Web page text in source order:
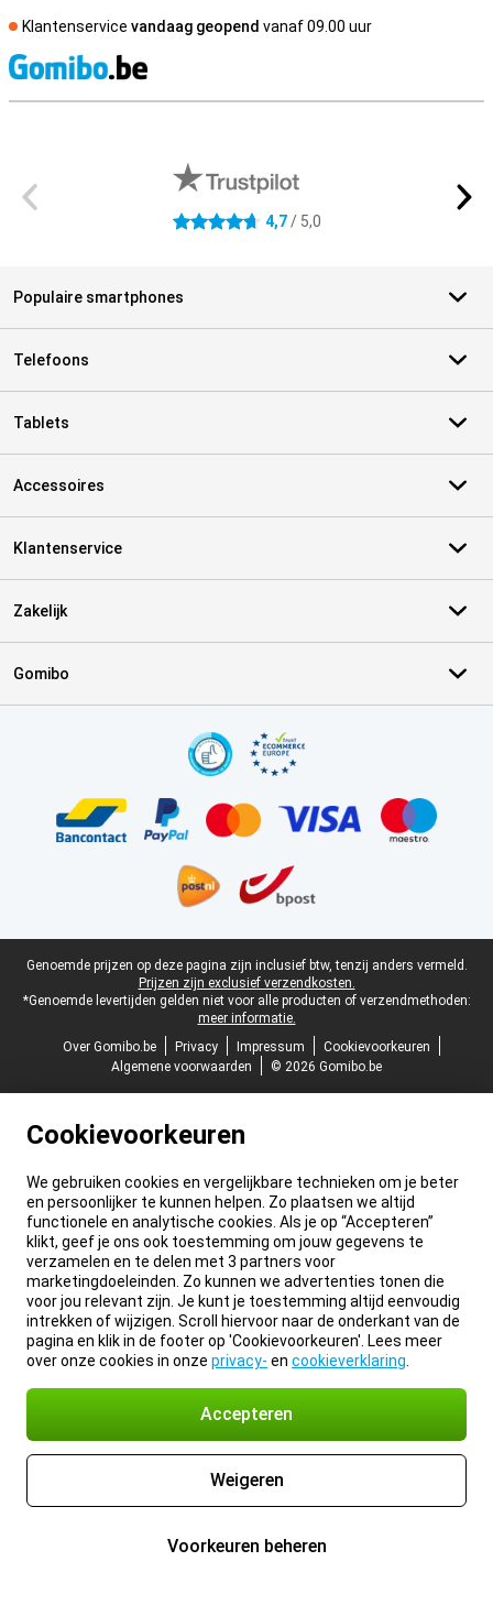
Klantenservice vandaag geopend vanaf 09.00 uur
4.7 sterren 4,7/ 5,0
Populaire smartphones
Telefoons
Tablets
Accessoires
Klantenservice
Zakelijk
Gomibo
Juridische voettekst
Genoemde prijzen op deze pagina zijn inclusief btw, tenzij anders vermeld.
Prijzen zijn exclusief verzendkosten.
*Genoemde levertijden gelden niet voor alle producten of verzendmethoden:
meer informatie.
Over Gomibo.be
Privacy Impressum
Cookievoorkeuren
Algemene voorwaarden
© 2026 Gomibo.be
Cookievoorkeuren
We gebruiken cookies en vergelijkbare technieken om je beter
en persoonlijker te kunnen helpen. Zo plaatsen we altijd
functionele en analytische cookies. Als je op “Accepteren”
klikt, geef je ons ook toestemming om jouw gegevens te
verzamelen en te delen met 3 partners voor
marketingdoeleinden. Zo kunnen we advertenties tonen die
voor jou relevant zijn. Je kunt je toestemming altijd eenvoudig
intrekken of wijzigen. Scroll hiervoor naar de onderkant van de
pagina en klik in de footer op 'Cookievoorkeuren'. Lees meer
over onze cookies in onze privacy- en cookieverklaring
Accepteren
Weigeren
Voorkeuren beheren